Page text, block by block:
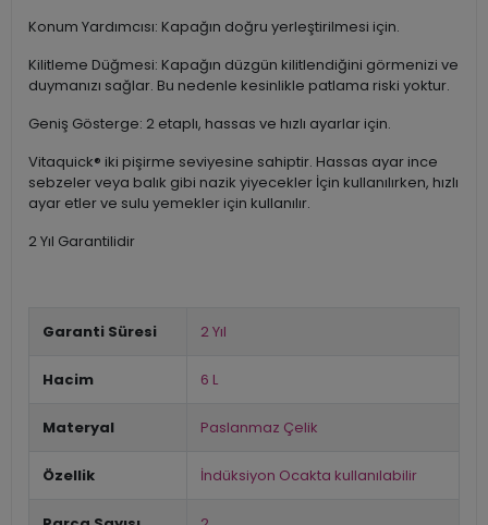
Konum Yardımcısı: Kapağın doğru yerleştirilmesi için.
Kilitleme Düğmesi: Kapağın düzgün kilitlendiğini görmenizi ve
duymanızı sağlar. Bu nedenle kesinlikle patlama riski yoktur.
Geniş Gösterge: 2 etaplı, hassas ve hızlı ayarlar için.
Vitaquick® iki pişirme seviyesine sahiptir. Hassas ayar ince
sebzeler veya balık gibi nazik yiyecekler İçin kullanılırken, hızlı
ayar etler ve sulu yemekler için kullanılır.
2 Yıl Garantilidir
Garanti Süresi 2 Yıl
Hacim 6 L
Materyal Paslanmaz Çelik
Özellik İndüksiyon Ocakta kullanılabilir